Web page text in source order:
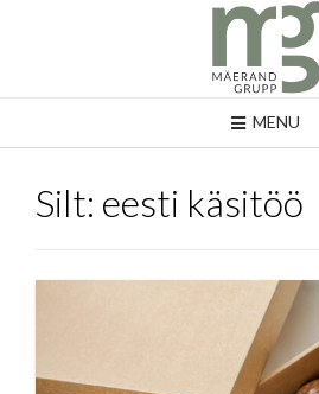
MENU
Silt: eesti käsitöö